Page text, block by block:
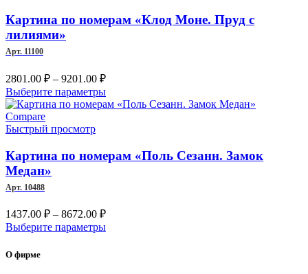
Опции
можно
товара.
Картина по номерам «Клод Моне. Пруд с
лилиями»
Арт. 11100
2801.00 ₽ – 9201.00 ₽Диапазон
цен:
2801.00 ₽
Выберите параметрыЭтот
товар
Опции
можно
товара.
Compare
Быстрый просмотр
Картина по номерам «Поль Сезанн. Замок
Медан»
Арт. 10488
1437.00 ₽ – 8672.00 ₽Диапазон
цен:
Выберите параметрыЭтот
О фирме